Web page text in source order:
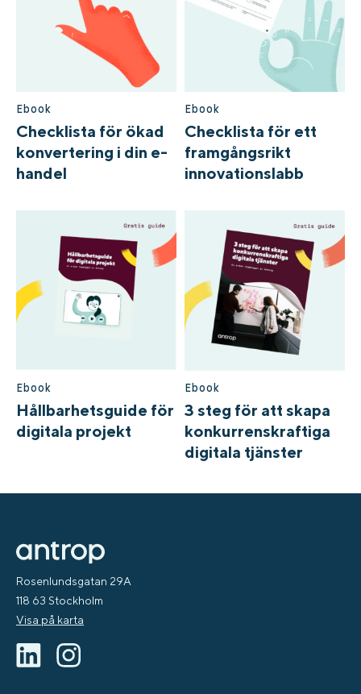
Ebook
Checklista för ökad
konvertering i din e-
handel
Ebook
Checklista för ett
framgångsrikt
innovationslabb
Ebook
Hållbarhetsguide för
digitala projekt ​
Ebook
3 steg för att skapa
konkurrenskraftiga
digitala tjänster
Rosenlundsgatan 29A
118 63 Stockholm
Visa på karta